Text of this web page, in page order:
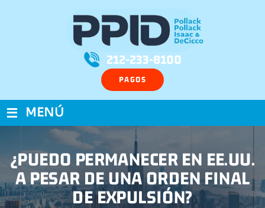
212-233-8100
PAGOS
≡ MENÚ
¿PUEDO PERMANECER EN EE.UU.
A PESAR DE UNA ORDEN FINAL
DE EXPULSIÓN?